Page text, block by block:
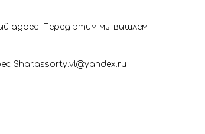
адрес. Перед этим мы вышлем
Shar.assorty.vl@yandex.ru